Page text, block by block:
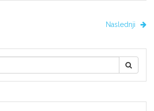
Naslednji